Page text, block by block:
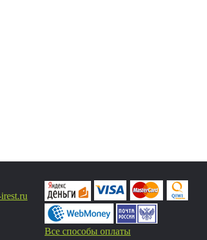
Все способы оплаты